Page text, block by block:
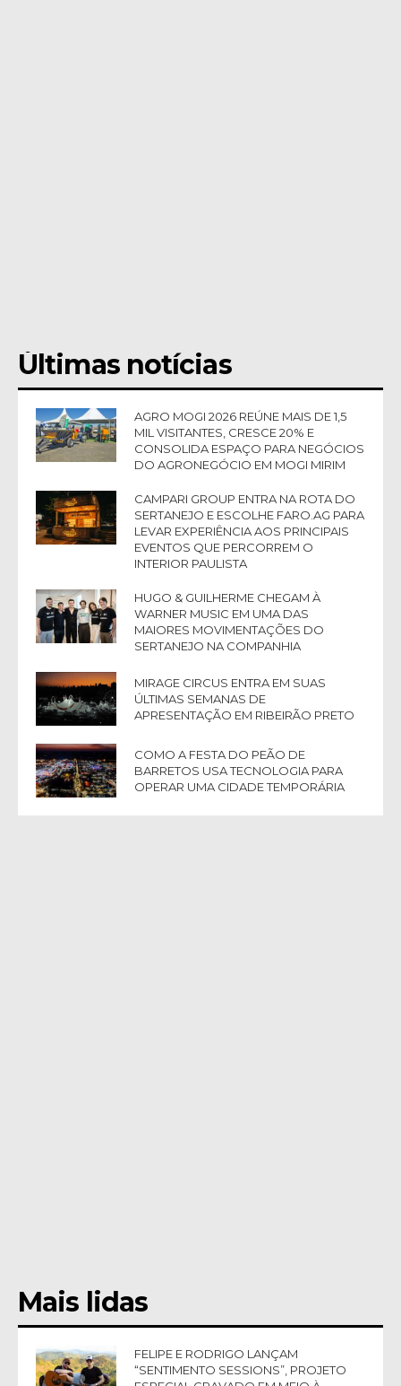
Últimas notícias
AGRO MOGI 2026 REÚNE MAIS DE 1,5
MIL VISITANTES, CRESCE 20% E
CONSOLIDA ESPAÇO PARA NEGÓCIOS
DO AGRONEGÓCIO EM MOGI MIRIM
CAMPARI GROUP ENTRA NA ROTA DO
SERTANEJO E ESCOLHE FARO.AG PARA
LEVAR EXPERIÊNCIA AOS PRINCIPAIS
EVENTOS QUE PERCORREM O
INTERIOR PAULISTA
HUGO & GUILHERME CHEGAM À
WARNER MUSIC EM UMA DAS
MAIORES MOVIMENTAÇÕES DO
SERTANEJO NA COMPANHIA
MIRAGE CIRCUS ENTRA EM SUAS
ÚLTIMAS SEMANAS DE
APRESENTAÇÃO EM RIBEIRÃO PRETO
COMO A FESTA DO PEÃO DE
BARRETOS USA TECNOLOGIA PARA
OPERAR UMA CIDADE TEMPORÁRIA
Mais lidas
FELIPE E RODRIGO LANÇAM
“SENTIMENTO SESSIONS”, PROJETO